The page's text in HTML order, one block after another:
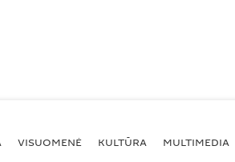
VISUOMENĖ KULTŪRA MULTIMEDIA